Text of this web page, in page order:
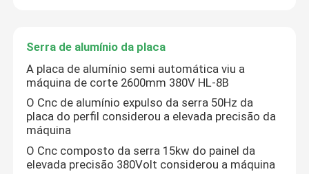
Excursão da fábrica
Controle da qualidade
Contacte-nos
Serra de alumínio da placa
A placa de alumínio semi automática viu a
máquina de corte 2600mm 380V HL-8B
O Cnc de alumínio expulso da serra 50Hz da
placa do perfil considerou a elevada precisão da
máquina
O Cnc composto da serra 15kw do painel da
elevada precisão 380Volt considerou a máquina